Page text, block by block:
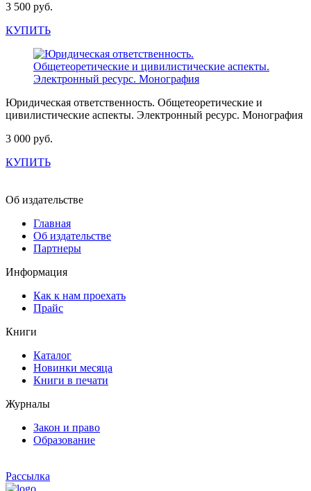
3 500 руб.
КУПИТЬ
Юридическая ответственность. Общетеоретические и
цивилистические аспекты. Электронный ресурс. Монография
3 000 руб.
КУПИТЬ
Об издательстве
Главная
Об издательстве
Партнеры
Информация
Как к нам проехать
Прайс
Книги
Каталог
Новинки месяца
Книги в печати
Журналы
Закон и право
Образование
Рассылка